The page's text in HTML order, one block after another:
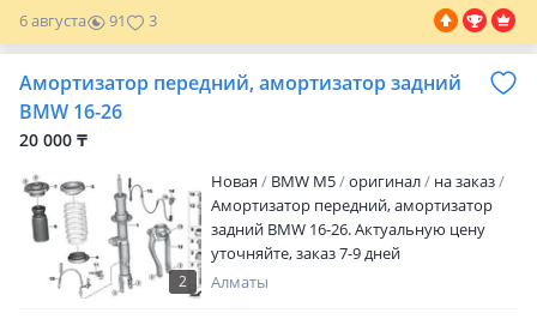
наличии у нас также есть аналоги
высокого немецкого качества Можно и
заменить в Автосервисе с приятными
скидками:) Звоните или пишите в любое
6 августа 91 3
Амортизатор передний, амортизатор задний
BMW 16-26
20 000 ₸
2
Новая BMW M5 оригинал
на заказ
Амортизатор передний, амортизатор
задний BMW 16-26. Актуальную цену
уточняйте, заказ 7-9 дней
Алматы